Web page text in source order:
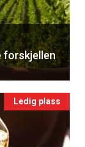
forskjellen
Ledig plass